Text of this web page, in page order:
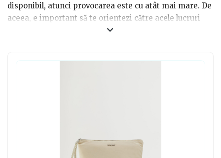
disponibil, atunci provocarea este cu atât mai mare. De
aceea, e important să te orientezi către acele lucruri
care fac această sarcină mult mai ușoară. O geantă